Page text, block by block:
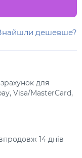
дешевше?
для
Visa/MasterCard,
14 днів